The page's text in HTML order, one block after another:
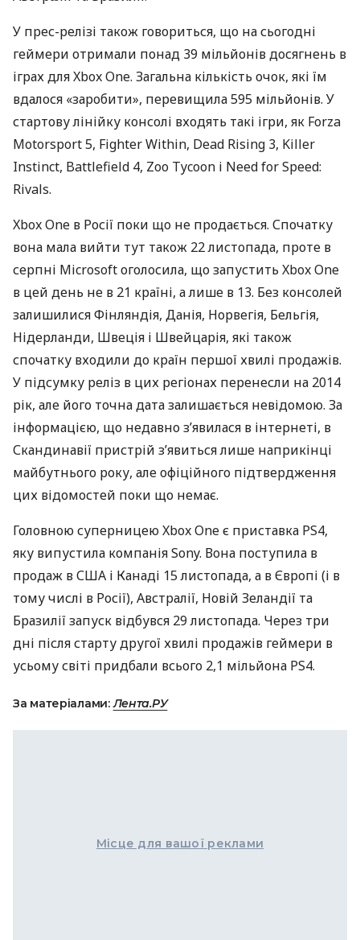
У прес-релізі також говориться, що на сьогодні
геймери отримали понад 39 мільйонів досягнень в
іграх для Xbox One. Загальна кількість очок, які їм
вдалося «заробити», перевищила 595 мільйонів. У
стартову лінійку консолі входять такі ігри, як Forza
Motorsport 5, Fighter Within, Dead Rising 3, Killer
Instinct, Battlefield 4, Zoo Tycoon і Need for Speed​​:
Rivals.
Xbox One в Росії поки що не продається. Спочатку
вона мала вийти тут також 22 листопада, проте в
серпні Microsoft оголосила, що запустить Xbox One
в цей день не в 21 країні, а лише в 13. Без консолей
залишилися Фінляндія, Данія, Норвегія, Бельгія,
Нідерланди, Швеція і Швейцарія, які також
спочатку входили до країн першої хвилі продажів.
У підсумку реліз в цих регіонах перенесли на 2014
рік, але його точна дата залишається невідомою. За
інформацією, що недавно з’явилася в інтернеті, в
Скандинавії пристрій з’явиться лише наприкінці
майбутнього року, але офіційного підтвердження
цих відомостей поки що немає.
Головною суперницею Xbox One є приставка PS4,
яку випустила компанія Sony. Вона поступила в
продаж вСША і Канаді 15 листопада, а в Європі (і в
тому числі в Росії), Австралії, Новій Зеландії та
Бразилії запуск відбувся 29 листопада. Через три
дні після старту другої хвилі продажів геймери в
усьому світі придбали всього 2,1 мільйона PS4.
За матеріалами:Лента.РУ
Місце для вашої реклами